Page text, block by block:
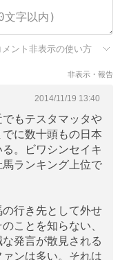
ント非表示の使い方
非表示・報告
2014/11/19 13:40
もテスタマッタや
に数十頭もの日本
。ビワシンセイキ
ランキング上位で
行き先として外せ
ことを知らない、
発言が散見される
ンは多い。それは